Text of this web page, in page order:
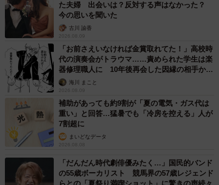
た夫婦 出会いは？反対する声はなかった？
今の思いを聞いた
古川 諭香
2026.08.09
「お前さえいなければ金賞取れてた！」高校時
代の演奏会がトラウマ……責められた学生は楽
器修理職人に 10年後再会した因縁の相手から
思わぬ申し出【漫画】
海川 まこと
2026.08.09
補助があっても約9割が「夏の電気・ガス代は
重い」と回答…猛暑でも「冷房を控える」人が
7割超に
まいどなデータ
2026.08.08
「だんだん時代劇俳優みたく…」国民的バンド
の55歳ボーカリスト 競馬界の57歳レジェンド